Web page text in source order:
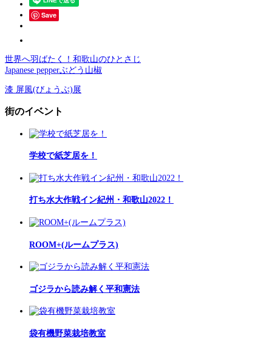
Save
世界へ羽ばたく！和歌山のひとさじ
Japanese pepperぶどう山椒
漆 屏風(びょうぶ)展
街のイベント
学校で紙芝居を！
打ち水大作戦イン紀州・和歌山2022！
ROOM+(ルームプラス)
ゴジラから読み解く平和憲法
袋有機野菜栽培教室